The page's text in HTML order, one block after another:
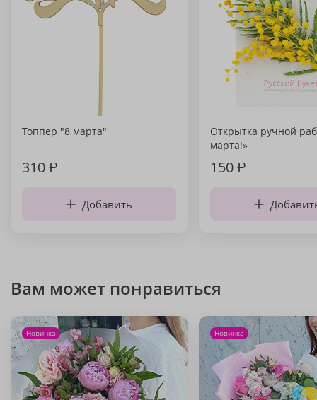
Топпер "8 марта"
310₽
Добавить
Открытка ручной
марта!»
150₽
Вам может понравиться
Новинка Новинка